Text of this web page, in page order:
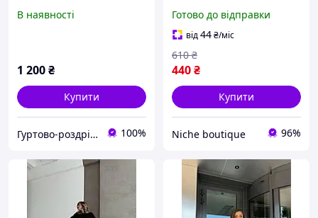
В наявності
1 200₴
Купити
Гуртово-роздрібний магазин одягу 100%
жниварка модна коротка
Готово до відправки
від44₴/міс
440₴
610 ₴
Купити
Niche boutique 96%